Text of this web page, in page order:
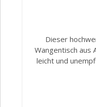
Dieser
Wangentisch aus
leicht und
sich jetzt den